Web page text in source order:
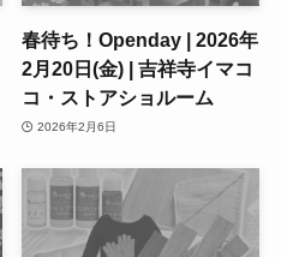
春待ち！Openday | 2026年
2月20日(金) | 吉祥寺イマコ
コ・ストアショルーム
2026年2月6日